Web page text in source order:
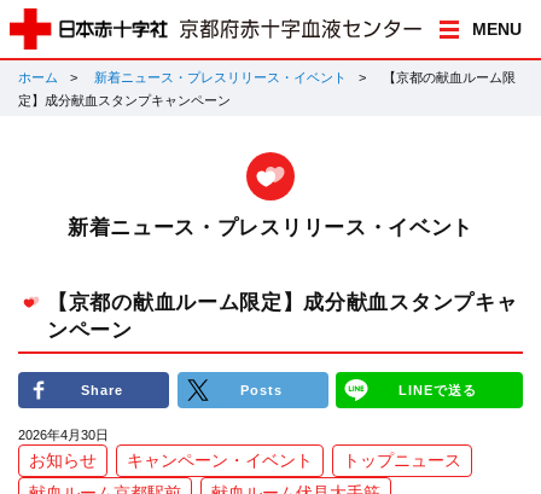
MENU
ホーム 新着ニュース・プレスリリース・イベント
【京都の献血ルーム限
定】成分献血スタンプキャンペーン
新着ニュース・プレスリリース・イベント
【京都の献血ルーム限定】成分献血スタンプキャ
ンペーン
Share Posts LINEで送る
2026年4月30日
お知らせ キャンペーン・イベント
トップニュース